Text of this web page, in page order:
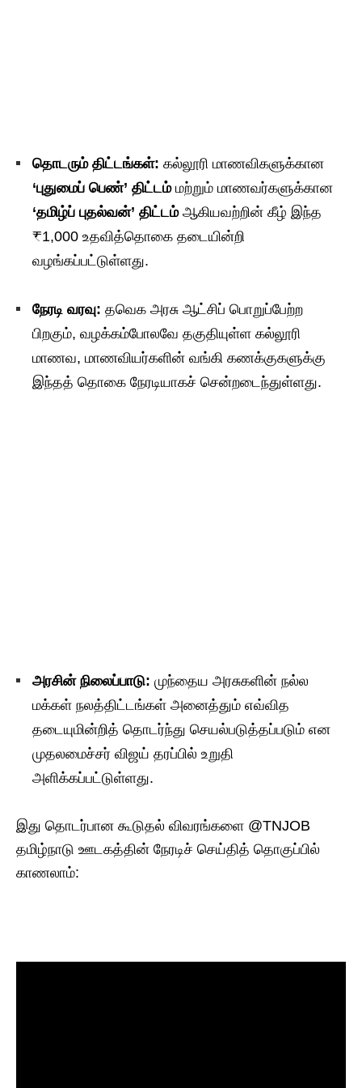
தொடரும் திட்டங்கள்: கல்லூரி மாணவிகளுக்கான
‘புதுமைப் பெண்’ திட்டம்மற்றும் மாணவர்களுக்கான
‘தமிழ்ப் புதல்வன்’ திட்டம்ஆகியவற்றின் கீழ் இந்த
₹1,000 உதவித்தொகை தடையின்றி
வழங்கப்பட்டுள்ளது.
நேரடி வரவு: தவெக அரசு ஆட்சிப் பொறுப்பேற்ற
பிறகும், வழக்கம்போலவே தகுதியுள்ள கல்லூரி
மாணவ, மாணவியர்களின் வங்கி கணக்குகளுக்கு
இந்தத் தொகை நேரடியாகச் சென்றடைந்துள்ளது.
அரசின் நிலைப்பாடு: முந்தைய அரசுகளின் நல்ல
மக்கள் நலத்திட்டங்கள் அனைத்தும் எவ்வித
தடையுமின்றித் தொடர்ந்து செயல்படுத்தப்படும் என
முதலமைச்சர் விஜய் தரப்பில் உறுதி
அளிக்கப்பட்டுள்ளது.
இது தொடர்பான கூடுதல் விவரங்களை @TNJOB
தமிழ்நாடு ஊடகத்தின் நேரடிச் செய்தித் தொகுப்பில்
காணலாம்: